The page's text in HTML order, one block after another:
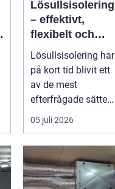
Lösullsisolering
– effektivt,
flexibelt och
klimatsmart
Lösullsisolering har
på kort tid blivit ett
av de mest
efterfrågade sätten
att...
05 juli 2026